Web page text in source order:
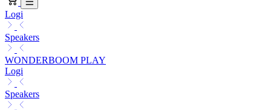
Logi
Speakers
WONDERBOOM PLAY
Logi
Speakers